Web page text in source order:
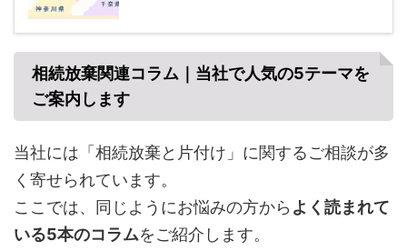
相続放棄関連コラム｜当社で人気の5テーマを
ご案内します
当社には「相続放棄と片付け」に関するご相談が多
く寄せられています。
ここでは、同じようにお悩みの方から よく読まれて
いる5本のコラムをご紹介します。